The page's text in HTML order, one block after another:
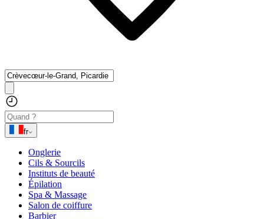
fr
Onglerie
Cils & Sourcils
Instituts de beauté
Épilation
Spa & Massage
Salon de coiffure
Barbier